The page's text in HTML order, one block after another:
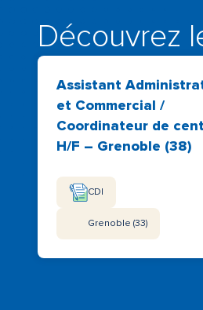
Découvrez
Assistant
et Commercial /
Coordinateur de
H/F – Grenoble (38)
CDI
Grenoble (33)